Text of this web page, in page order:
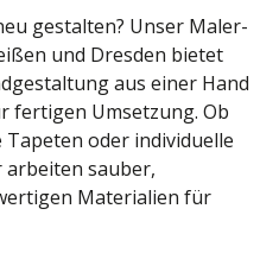
gestalten? Unser Maler-
und Dresden bietet
aus einer Hand
fertigen Umsetzung. Ob
oder individuelle
arbeiten sauber,
Materialien für